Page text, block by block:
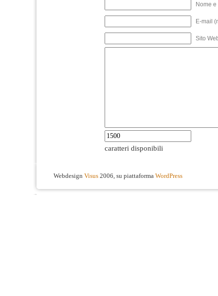
Nome
E-mail
Sito
caratteri disponibili
Webdesign Visus 2006, su piattaforma WordPress